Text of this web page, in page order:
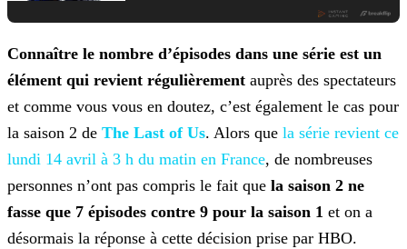
Connaître le nombre d’épisodes dans une série est un
élément qui revient régulièrement auprès des spectateurs
et comme vous vous en doutez, c’est également le cas pour
la saison 2 de The Last of Us. Alors que la série revient ce
lundi 14 avril à 3 h du matin en France, de nombreuses
personnes n’ont pas compris le fait que la saison 2 ne
fasse que 7 épisodes contre 9 pour la saison 1 et on a
désormais la réponse à cette décision prise par HBO.